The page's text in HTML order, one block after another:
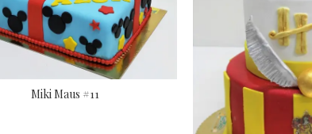
Miki Maus #11